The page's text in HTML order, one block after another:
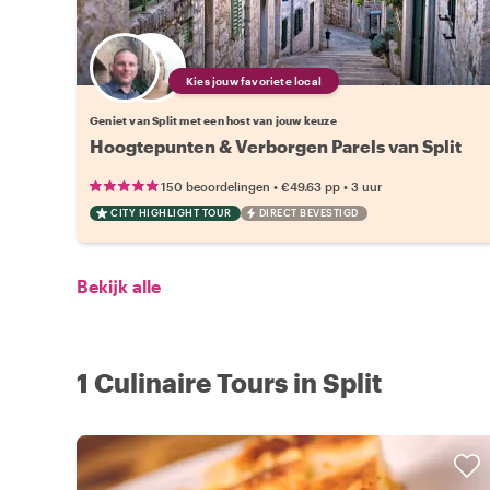
Kies jouw favoriete local
Geniet van Split met een host van jouw keuze
Hoogtepunten & Verborgen Parels van Split
150 beoordelingen • €49.63 pp • 3 uur
CITY HIGHLIGHT TOUR DIRECT BEVESTIGD
Bekijk alle
1 Culinaire Tours in Split